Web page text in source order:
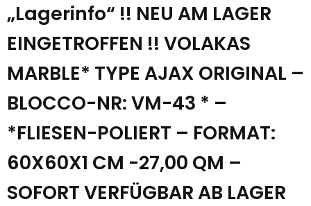
„Lagerinfo“ !! NEU AM LAGER
EINGETROFFEN !! VOLAKAS
MARBLE* TYPE AJAX ORIGINAL –
BLOCCO-NR: VM-43 * –
*FLIESEN-POLIERT – FORMAT:
60X60X1 CM -27,00 QM –
SOFORT VERFÜGBAR AB LAGER